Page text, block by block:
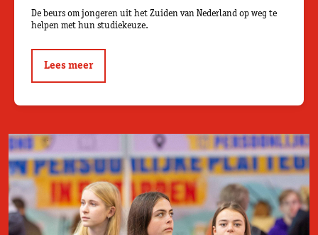
De beurs om jongeren uit het Zuiden van Nederland op weg te
helpen met hun studiekeuze.
Lees meer